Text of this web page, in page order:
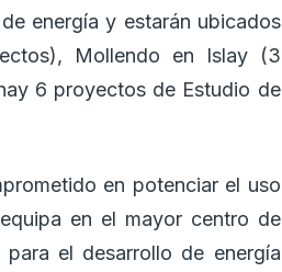
energía y estarán ubicados
Mollendo en Islay (3
6 proyectos de Estudio de
en potenciar el uso
en el mayor centro de
el desarrollo de energía